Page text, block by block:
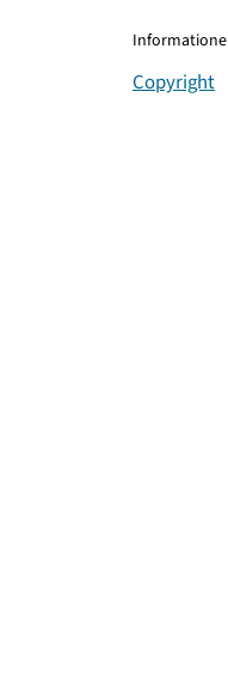
Copyright